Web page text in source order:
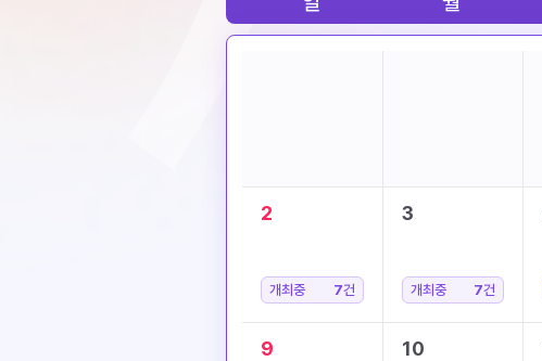
2
개최중 7건
3
개최중 7건
9 10